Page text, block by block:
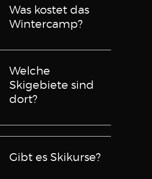
Was kostet das
Wintercamp?
Welche
Skigebiete sind
dort?
Gibt es Skikurse?